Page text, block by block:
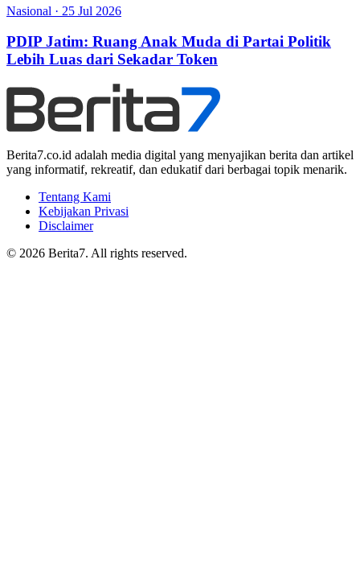
Nasional · 25 Jul 2026
PDIP Jatim: Ruang Anak Muda di Partai Politik
Lebih Luas dari Sekadar Token
Berita7.co.id adalah media digital yang menyajikan berita dan artikel
yang informatif, rekreatif, dan edukatif dari berbagai topik menarik.
Tentang Kami
Kebijakan Privasi
Disclaimer
© 2026 Berita7. All rights reserved.